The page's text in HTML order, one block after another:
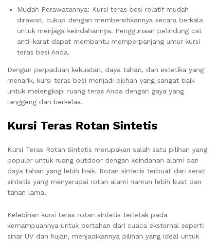
Mudah Perawatannya: Kursi teras besi relatif mudah
dirawat, cukup dengan membersihkannya secara berkala
untuk menjaga keindahannya. Penggunaan pelindung cat
anti-karat dapat membantu memperpanjang umur kursi
teras besi Anda.
Dengan perpaduan kekuatan, daya tahan, dan estetika yang
menarik, kursi teras besi menjadi pilihan yang sangat baik
untuk melengkapi ruang teras Anda dengan gaya yang
langgeng dan berkelas.
Kursi Teras Rotan Sintetis
Kursi Teras Rotan Sintetis merupakan salah satu pilihan yang
populer untuk ruang outdoor dengan keindahan alami dan
daya tahan yang lebih baik. Rotan sintetis terbuat dari serat
sintetis yang menyerupai rotan alami namun lebih kuat dan
tahan lama.
Kelebihan kursi teras rotan sintetis terletak pada
kemampuannya untuk bertahan dari cuaca eksternal seperti
sinar UV dan hujan, menjadikannya pilihan yang ideal untuk